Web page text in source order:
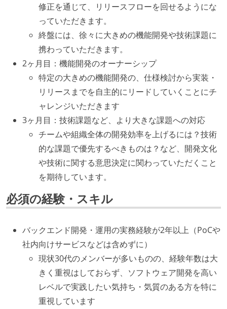
修正を通じて、リリースフローを回せるようにな
っていただきます。
終盤には、徐々に大きめの機能開発や技術課題に
携わっていただきます。
2ヶ月目：機能開発のオーナーシップ
特定の大きめの機能開発の、仕様検討から実装・
リリースまでを自主的にリードしていくことにチ
ャレンジいただきます
3ヶ月目：技術課題など、より大きな課題への対応
チームや組織全体の開発効率を上げるには？技術
的な課題で優先するべきものは？など、開発文化
や技術に関する意思決定に関わっていただくこと
を期待しています。
必須の経験・スキル
バックエンド開発・運用の実務経験が2年以上（PoCや
社内向けサービスなどは含めずに）
現状30代のメンバーが多いものの、経験年数は大
きく重視はしておらず、ソフトウェア開発を高い
レベルで実践したい気持ち・気質のある方を特に
重視しています